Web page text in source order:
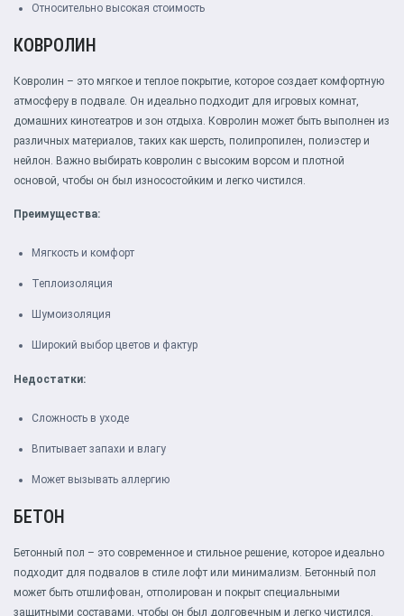
Относительно высокая стоимость
КОВРОЛИН
Ковролин – это мягкое и теплое покрытие, которое создает комфортную
атмосферу в подвале. Он идеально подходит для игровых комнат,
домашних кинотеатров и зон отдыха. Ковролин может быть выполнен из
различных материалов, таких как шерсть, полипропилен, полиэстер и
нейлон. Важно выбирать ковролин с высоким ворсом и плотной
основой, чтобы он был износостойким и легко чистился.
Преимущества:
Мягкость и комфорт
Теплоизоляция
Шумоизоляция
Широкий выбор цветов и фактур
Недостатки:
Сложность в уходе
Впитывает запахи и влагу
Может вызывать аллергию
БЕТОН
Бетонный пол – это современное и стильное решение, которое идеально
подходит для подвалов в стиле лофт или минимализм. Бетонный пол
может быть отшлифован, отполирован и покрыт специальными
защитными составами, чтобы он был долговечным и легко чистился.